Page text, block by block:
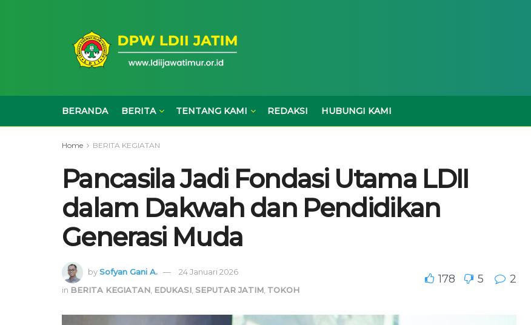
BERANDA BERITA TENTANG KAMI REDAKSI HUBUNGI KAMI
Home BERITA KEGIATAN
Pancasila Jadi Fondasi Utama LDII
dalam Dakwah dan Pendidikan
Generasi Muda
bySofyan Gani A.
24 Januari 2026
in BERITA KEGIATAN EDUKASI SEPUTAR JATIM TOKOH
178 5 2